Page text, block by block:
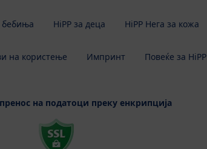
бебиња HiPP за деца HiPP Нега за кожа
на користење Импринт Повеќе за HiPP
на податоци преку енкрипција